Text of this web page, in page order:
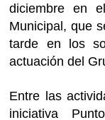
diciembre en
Municipal, que
tarde en los
actuación del
Entre las
iniciativa